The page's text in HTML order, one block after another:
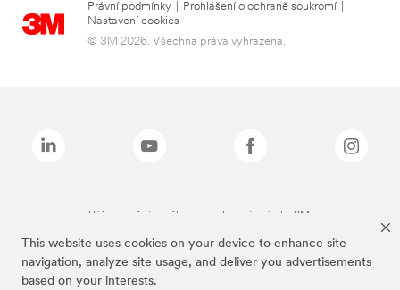
This website uses cookies on your device to enhance site
navigation, analyze site usage, and deliver you advertisements
based on your interests.
Právní podmínky Prohlášení o ochraně soukromí
Nastavení cookies
© 3M 2026. Všechna práva vyhrazena..
Výše zmíněné značky jsou ochranné známky 3M.